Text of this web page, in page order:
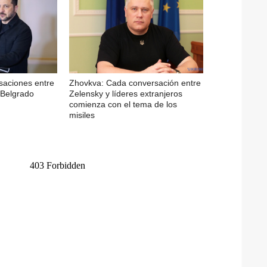
entre
Zhovkva: Cada conversación entre
Zelensky y líderes extranjeros
comienza con el tema de los
misiles